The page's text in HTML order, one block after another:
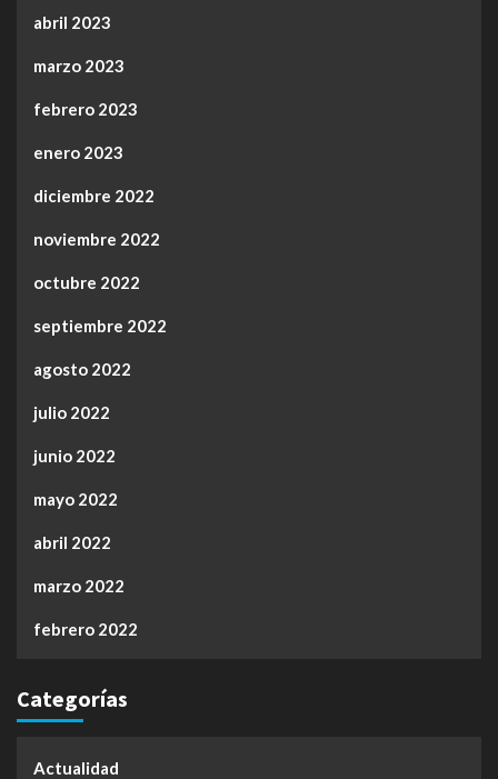
abril 2023
marzo 2023
febrero 2023
enero 2023
diciembre 2022
noviembre 2022
octubre 2022
septiembre 2022
agosto 2022
julio 2022
junio 2022
mayo 2022
abril 2022
marzo 2022
febrero 2022
Categorías
Actualidad